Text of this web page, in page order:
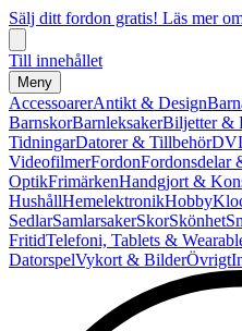
Sälj ditt fordon gratis! Läs mer
Till innehållet
Meny
AccessoarerAntikt & Design
BarnskorBarnleksakerBiljetter &
TidningarDatorer & Tillbehör
VideofilmerFordonFordonsdelar
OptikFrimärkenHandgjort &
HushållHemelektronikHobby
SedlarSamlarsakerSkorSkönhet
FritidTelefoni, Tablets &
DatorspelVykort & BilderÖvrigt